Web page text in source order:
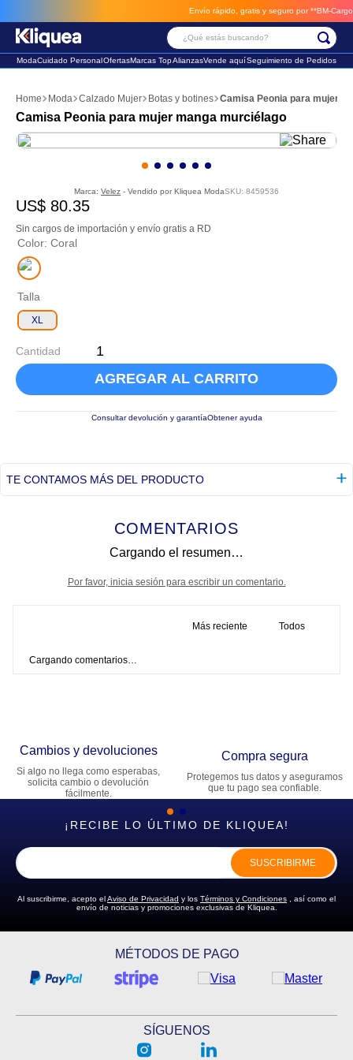
Envío rápido, gratis y seguro por **BM-Cargo** envios a través de
¿Qué estás buscando?
ModaCuidado PersonalOfertasMarcas TopAlianzasVende aquíSeguimiento de Pedidos
Moda Calzado Mujer Botas y botines Camisa Peonia para mujer
Camisa Peonia para mujer manga murciélago
Marca: Velez - Vendido por Kliquea ModaSKU: 8459536
US$ 80.35
Sin cargos de importación y envío gratis a RD
Color: Coral
Talla
XL
Cantidad
AGREGAR AL CARRITO
Consultar devolución y garantíaObtener ayuda
TE CONTAMOS MÁS DEL PRODUCTO
COMENTARIOS
Cargando el resumen…
Por favor, inicia sesión para escribir un comentario.
Más reciente Todos
Cargando comentarios…
Cambios y devoluciones
Si algo no llega como esperabas,
solicita cambio o devolución
fácilmente.
Compra segura
Protegemos tus datos y aseguramos
que tu pago sea confiable.
¡RECIBE LO ÚLTIMO DE KLIQUEA!
SUSCRIBIRME
Al suscribirme, acepto elAviso de Privacidad y los Términos y Condiciones , así como el
envío de noticias y promociones exclusivas de Kliquea.
MÉTODOS DE PAGO
SÍGUENOS
2. sandalia